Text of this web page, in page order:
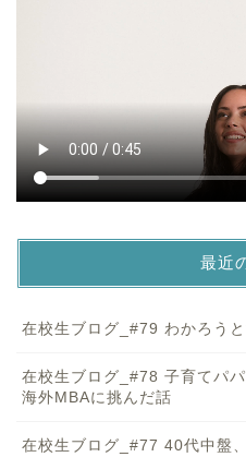
最近
在校生ブログ_#79 わかろう
在校生ブログ_#78 子育てパ
海外MBAに挑んだ話
在校生ブログ_#77 40代中盤